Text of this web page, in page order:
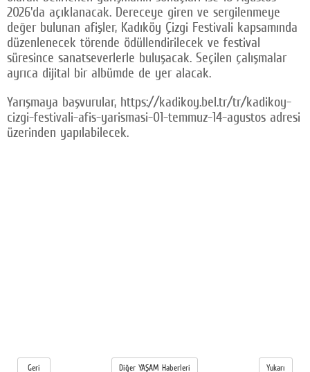
2026'da açıklanacak. Dereceye giren ve sergilenmeye
değer bulunan afişler, Kadıköy Çizgi Festivali kapsamında
düzenlenecek törende ödüllendirilecek ve festival
süresince sanatseverlerle buluşacak. Seçilen çalışmalar
ayrıca dijital bir albümde de yer alacak.
Yarışmaya başvurular, https://kadikoy.bel.tr/tr/kadikoy-
cizgi-festivali-afis-yarismasi-01-temmuz-14-agustos adresi
üzerinden yapılabilecek.
Geri Diğer YAŞAM Haberleri Yukarı